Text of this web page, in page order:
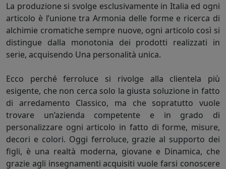
La produzione si svolge esclusivamente in Italia ed ogni
articolo è l’unione tra Armonia delle forme e ricerca di
alchimie cromatiche sempre nuove, ogni articolo così si
distingue dalla monotonia dei prodotti realizzati in
serie, acquisendo Una personalità unica.
Ecco perché ferroluce si rivolge alla clientela più
esigente, che non cerca solo la giusta soluzione in fatto
di arredamento Classico, ma che sopratutto vuole
trovare un’azienda competente e in grado di
personalizzare ogni articolo in fatto di forme, misure,
decori e colori. Oggi ferroluce, grazie al supporto dei
figli, è una realtà moderna, giovane e Dinamica, che
grazie agli insegnamenti acquisiti vuole farsi conoscere